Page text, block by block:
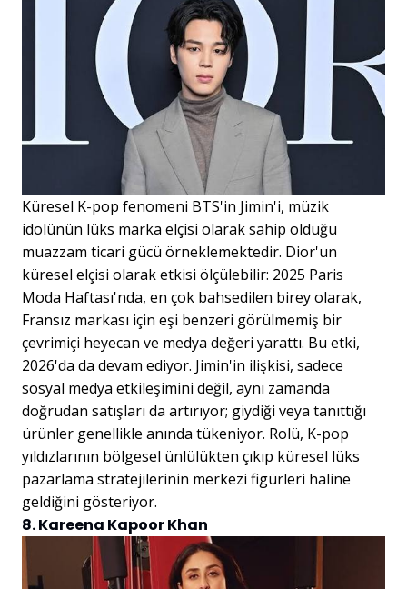
Küresel K-pop fenomeni BTS'in Jimin'i, müzik
idolünün lüks marka elçisi olarak sahip olduğu
muazzam ticari gücü örneklemektedir. Dior'un
küresel elçisi olarak etkisi ölçülebilir: 2025 Paris
Moda Haftası'nda, en çok bahsedilen birey olarak,
Fransız markası için eşi benzeri görülmemiş bir
çevrimiçi heyecan ve medya değeri yarattı. Bu etki,
2026'da da devam ediyor. Jimin'in ilişkisi, sadece
sosyal medya etkileşimini değil, aynı zamanda
doğrudan satışları da artırıyor; giydiği veya tanıttığı
ürünler genellikle anında tükeniyor. Rolü, K-pop
yıldızlarının bölgesel ünlülükten çıkıp küresel lüks
pazarlama stratejilerinin merkezi figürleri haline
geldiğini gösteriyor.
8. Kareena Kapoor Khan